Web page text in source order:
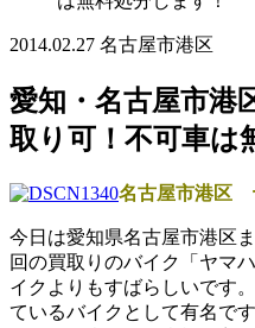
2014.02.27 名古屋市港区
愛知・名古屋市港
取り可！不可車は
名古屋市港区
今日は愛知県名古屋市港区
回の買取りのバイク「ヤマ
イクよりもすばらしいです
ているバイクとして有名で